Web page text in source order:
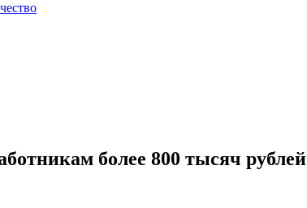
более 800 тысяч рублей